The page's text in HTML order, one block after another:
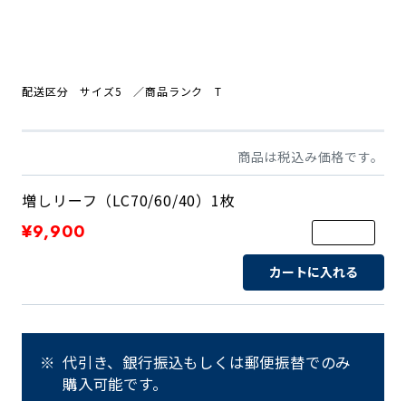
配送区分 サイズ5 ／商品ランク T
商品は税込み価格です。
増しリーフ（LC70/60/40）1枚
¥9,900
カートに入れる
代引き、銀行振込もしくは郵便振替でのみ
購入可能です。